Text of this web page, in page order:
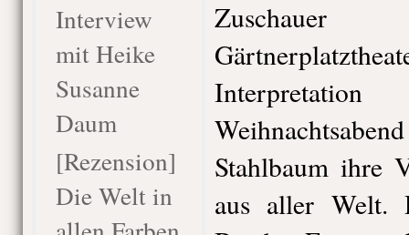
Interview
mit Heike
Susanne
Daum
[Rezension]
Die Welt in
Stahlbaum ihre
aus aller Welt.